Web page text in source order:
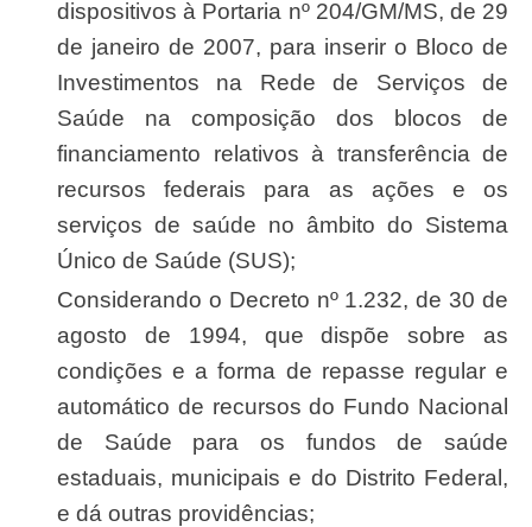
dispositivos à Portaria nº 204/GM/MS, de 29
de janeiro de 2007, para inserir o Bloco de
Investimentos na Rede de Serviços de
Saúde na composição dos blocos de
financiamento relativos à transferência de
recursos federais para as ações e os
serviços de saúde no âmbito do Sistema
Único de Saúde (SUS);
Considerando o Decreto nº 1.232, de 30 de
agosto de 1994, que dispõe sobre as
condições e a forma de repasse regular e
automático de recursos do Fundo Nacional
de Saúde para os fundos de saúde
estaduais, municipais e do Distrito Federal,
e dá outras providências;